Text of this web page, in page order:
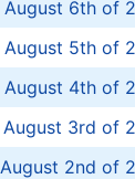
August 6th of
August 5th of
August 4th of
August 3rd of
2nd of